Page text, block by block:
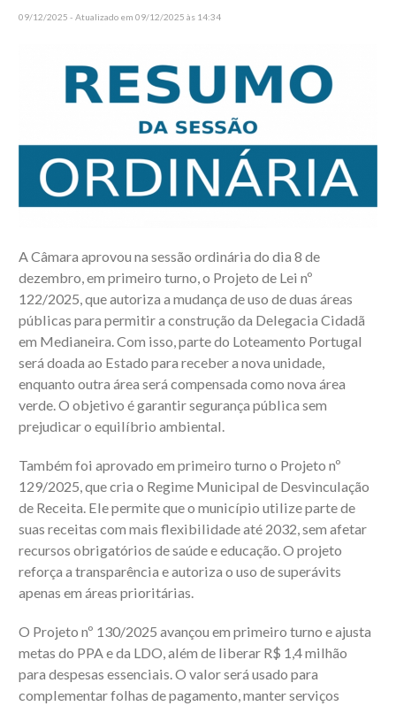
09/12/2025 - Atualizado em 09/12/2025 às 14:34
A Câmara aprovou na sessão ordinária do dia 8 de
dezembro, em primeiro turno, o Projeto de Lei nº
122/2025, que autoriza a mudança de uso de duas áreas
públicas para permitir a construção da Delegacia Cidadã
em Medianeira. Com isso, parte do Loteamento Portugal
será doada ao Estado para receber a nova unidade,
enquanto outra área será compensada como nova área
verde. O objetivo é garantir segurança pública sem
prejudicar o equilíbrio ambiental.
Também foi aprovado em primeiro turno o Projeto nº
129/2025, que cria o Regime Municipal de Desvinculação
de Receita. Ele permite que o município utilize parte de
suas receitas com mais flexibilidade até 2032, sem afetar
recursos obrigatórios de saúde e educação. O projeto
reforça a transparência e autoriza o uso de superávits
apenas em áreas prioritárias.
O Projeto nº 130/2025 avançou em primeiro turno e ajusta
metas do PPA e da LDO, além de liberar R$ 1,4 milhão
para despesas essenciais. O valor será usado para
complementar folhas de pagamento, manter serviços